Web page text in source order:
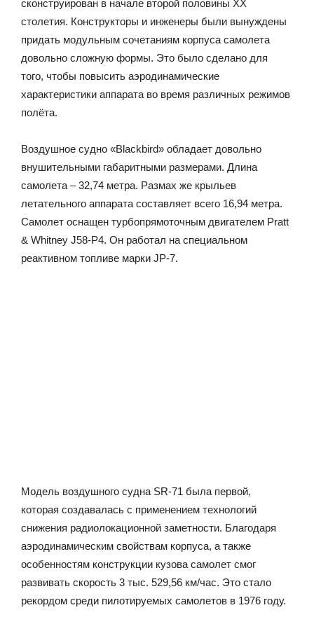
сконструирован в начале второй половины ХХ
столетия. Конструкторы и инженеры были вынуждены
придать модульным сочетаниям корпуса самолета
довольно сложную формы. Это было сделано для
того, чтобы повысить аэродинамические
характеристики аппарата во время различных режимов
полёта.
Воздушное судно «Blackbird» обладает довольно
внушительными габаритными размерами. Длина
самолета – 32,74 метра. Размах же крыльев
летательного аппарата составляет всего 16,94 метра.
Самолет оснащен турбопрямоточным двигателем Pratt
& Whitney J58-P4. Он работал на специальном
реактивном топливе марки JP-7.
Модель воздушного судна SR-71 была первой,
которая создавалась с применением технологий
снижения радиолокационной заметности. Благодаря
аэродинамическим свойствам корпуса, а также
особенностям конструкции кузова самолет смог
развивать скорость 3 тыс. 529,56 км/час. Это стало
рекордом среди пилотируемых самолетов в 1976 году.